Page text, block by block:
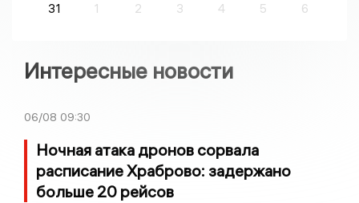
31
1 2 3 4 5 6
Интересные новости
06/08 09:30
Ночная атака дронов сорвала
расписание Храброво: задержано
больше 20 рейсов